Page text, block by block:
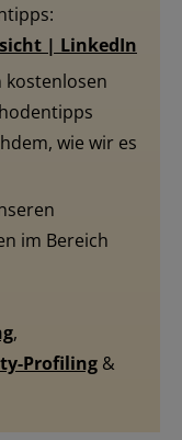
| LinkedIn
kostenlosen
wie wir es
im Bereich
,
Profiling &